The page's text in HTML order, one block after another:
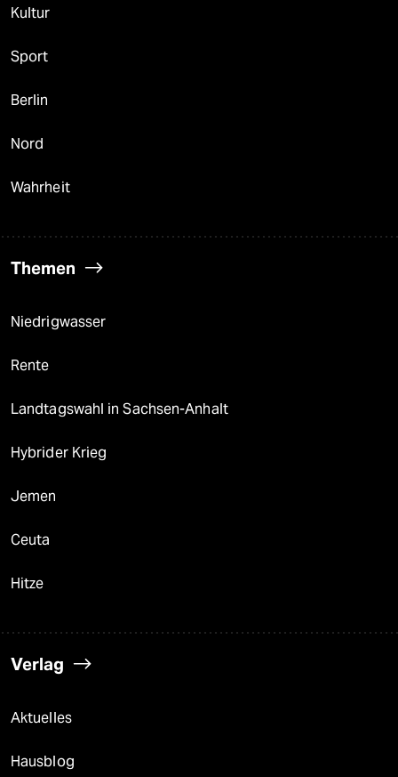
Kultur
Sport
Berlin
Nord
Wahrheit
Themen
Niedrigwasser
Rente
Landtagswahl in Sachsen-Anhalt
Hybrider Krieg
Jemen
Ceuta
Hitze
Verlag
Aktuelles
Hausblog